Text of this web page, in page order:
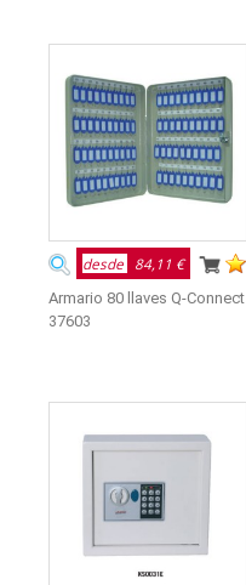
desde 84,11 €
Armario 80 llaves Q-Connect
37603